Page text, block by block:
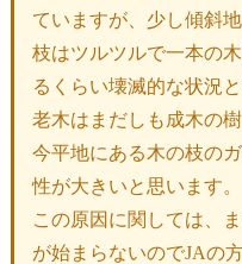
ていますが、少し傾斜
枝はツルツルで一本の
るくらい壊滅的な状況
老木はまだしも成木の
今平地にある木の枝の
性が大きいと思います。
この原因に関しては、
が始まらないのでJAの